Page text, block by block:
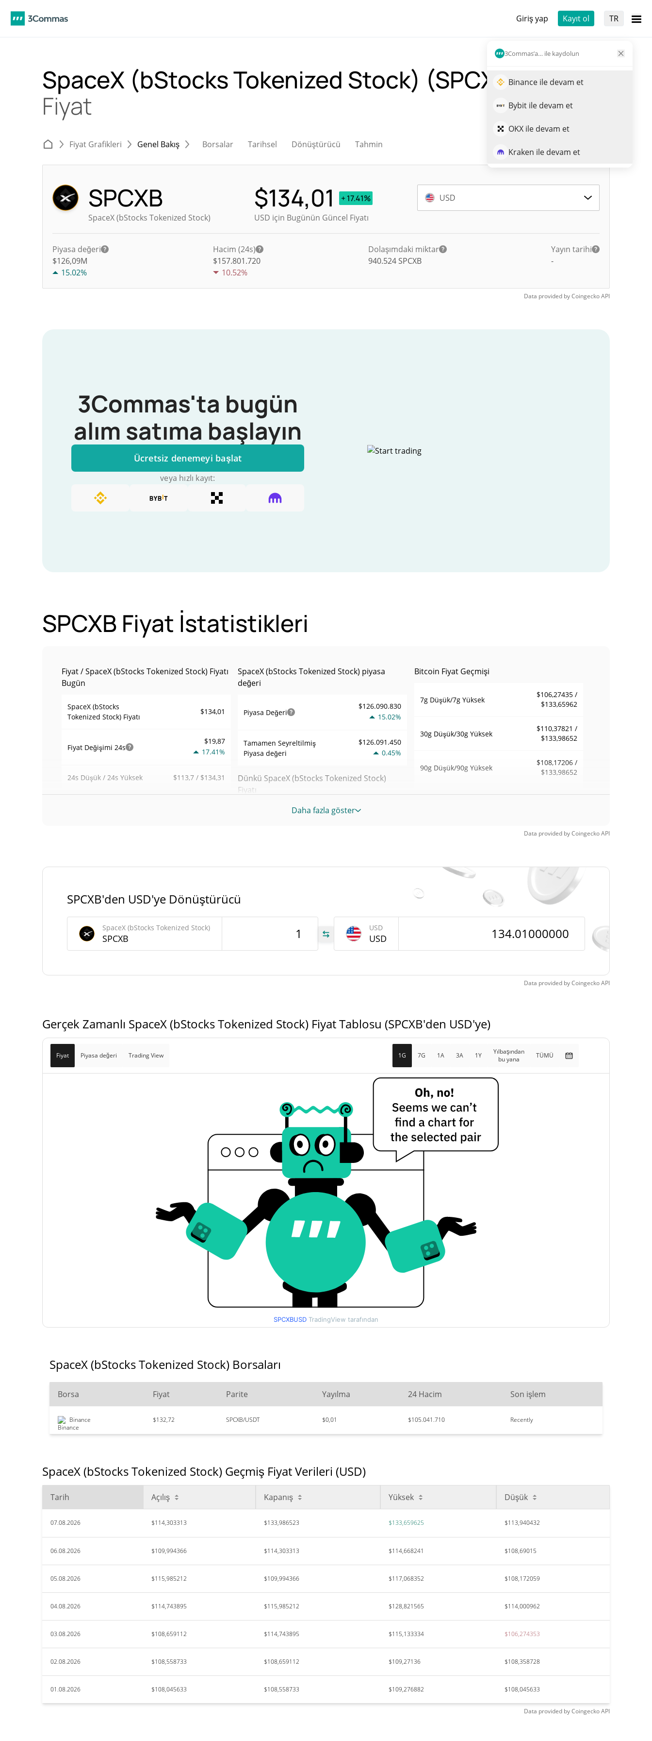
Giriş yap Kayıt ol TR
3Commas’a… ile kaydolun
Binance ile devam et
Bybit ile devam et
OKX ile devam et
Kraken ile devam et
SpaceX (bStocks Tokenized Stock) (SPCXB)Canlı
Fiyat
Fiyat Grafikleri Genel Bakış Borsalar Tarihsel Dönüştürücü Tahmin
SPCXB
SpaceX (bStocks Tokenized Stock)
$134,01
+ 17.41%
USD için Bugünün Güncel Fiyatı
USD
Piyasa değeri
$126,09M
15.02%
Hacim (24s)
$157.801.720
10.52%
Dolaşımdaki miktar
940.524 SPCXB
Yayın tarihi
-
Data provided byCoingeckoAPI
3Commas'ta bugün
alım satıma başlayın
Ücretsiz denemeyi başlat
veya hızlı kayıt:
SPCXB Fiyat İstatistikleri
Fiyat / SpaceX (bStocks Tokenized Stock) Fiyatı
Bugün
SpaceX (bStocks
Tokenized Stock) Fiyatı
$134,01
Fiyat Değişimi 24s
$19,87
17.41%
24s Düşük / 24s Yüksek $113,7 / $134,31
Daloşımdaki Arz
SpaceX (bStocks Tokenized Stock) piyasa
değeri
Piyasa Değeri
$126.090.830
15.02%
Tamamen Seyreltilmiş
Piyasa değeri
$126.091.450
0.45%
Dünkü SpaceX (bStocks Tokenized Stock)
Fiyatı
$132,93291 /
Bitcoin Fiyat Geçmişi
7g Düşük/7g Yüksek
$106,27435 /
$133,65962
30g Düşük/30g Yüksek
$110,37821 /
$133,98652
90g Düşük/90g Yüksek
$108,17206 /
$133,98652
52 Hafta Düşük / 52
$106,27435 /
$229,67
Tüm Zamanlar Düşük
$105,76
26.71%
Daha fazla göster
Data provided byCoingeckoAPI
SPCXB'den USD'ye Dönüştürücü
SpaceX (bStocks Tokenized Stock)
SPCXB
USD
USD
Data provided byCoingeckoAPI
Gerçek Zamanlı SpaceX (bStocks Tokenized Stock) Fiyat Tablosu (SPCXB'den USD'ye)
Fiyat Piyasa değeri Trading View 1G 7G 1A 3A 1Y
Yılbaşından
bu yana
TÜMÜ
SPCXBUSD TradingView tarafından
SpaceX (bStocks Tokenized Stock) Borsaları
Borsa Fiyat Parite Yayılma 24 Hacim Son işlem
Binance $132,72 SPCXB/USDT $0,01 $105.041.710 Recently
SpaceX (bStocks Tokenized Stock) Geçmiş Fiyat Verileri (USD)
Tarih Açılış Kapanış Yüksek Düşük
07.08.2026 $114,303313 $133,986523 $133,659625 $113,940432
06.08.2026 $109,994366 $114,303313 $114,668241 $108,69015
05.08.2026 $115,985212 $109,994366 $117,068352 $108,172059
04.08.2026 $114,743895 $115,985212 $128,821565 $114,000962
03.08.2026 $108,659112 $114,743895 $115,133334 $106,274353
02.08.2026 $108,558733 $108,659112 $109,27136 $108,358728
01.08.2026 $108,045633 $108,558733 $109,276882 $108,045633
Data provided byCoingeckoAPI